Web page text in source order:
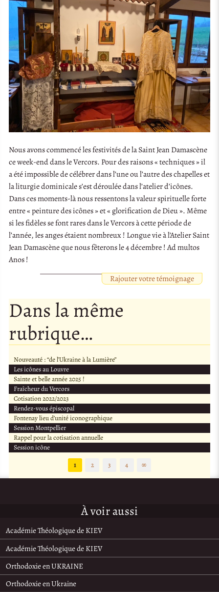
Nous avons commencé les festivités de la Saint Jean Damascène
ce week-end dans le Vercors. Pour des raisons « techniques » il
a été impossible de célébrer dans l’une ou l’autre des chapelles et
la liturgie dominicale s’est déroulée dans l’atelier d’icônes.
Dans ces moments-là nous ressentons la valeur spirituelle forte
entre « peinture des icônes » et « glorification de Dieu ». Même
si les fidèles se font rares dans le Vercors à cette période de
l’année, les anges étaient nombreux ! Longue vie à l’Atelier Saint
Jean Damascène que nous fêterons le 4 décembre ! Ad multos
Anos !
Rajouter votre témoignage
Dans la même
rubrique…
Nouveauté : “de l’Ukraine à la Lumière”
Les icônes au Louvre
Sainte et belle année 2025 !
Fraîcheur du Vercors
Cotisation 2022/2023
Rendez-vous épiscopal
Fontenay lieu d’unité iconographique
Session Montpellier
Rappel pour la cotisation annuelle
Session icône
1
2 3 4 ∞
À voir aussi
Académie Théologique de KIEV
Académie Théologique de KIEV
Orthodoxie en UKRAINE
Orthodoxie en Ukraine